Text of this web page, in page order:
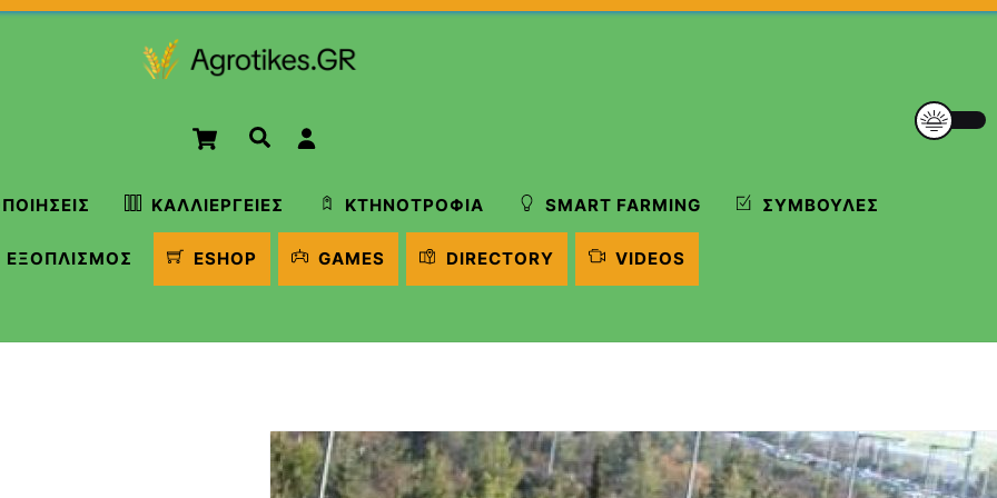
Cart Αναζήτηση
ΚΑΛΛΙΈΡΓΕΙΕΣ ΚΤΗΝΟΤΡΟΦΊΑ SMART FARMING ΣΥΜΒΟΥΛΈΣ
ΕΞΟΠΛΙΣΜΌΣ ESHOP GAMES DIRECTORY VIDEOS